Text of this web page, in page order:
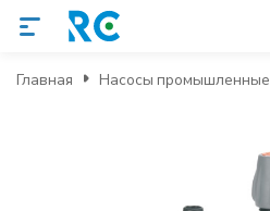
Главная Насосы промышленные